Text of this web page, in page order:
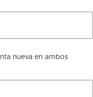
nueva en ambos